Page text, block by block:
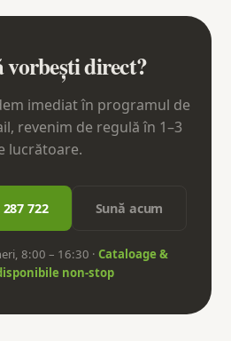
vorbești direct?
imediat în programul de
revenim de regulă în 1–3
lucrătoare.
722 Sună acum
8:00 – 16:30 · Cataloage &
non-stop